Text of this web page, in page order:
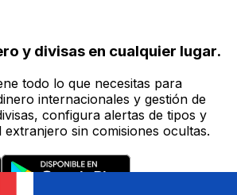
y divisas en cualquier lugar.
todo lo que necesitas para
internacionales y gestión de
configura alertas de tipos y
sin comisiones ocultas.